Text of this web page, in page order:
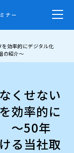
ナー
効率的にデジタル化
の紹介～
くせない
効率的に
～50年
る当社取